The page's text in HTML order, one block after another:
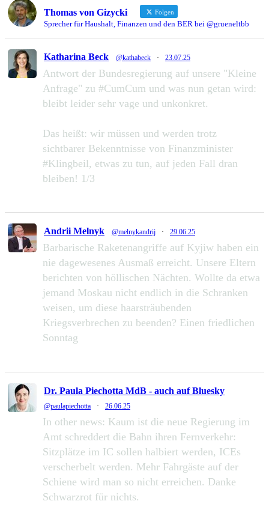
Thomas von Gizycki Folgen
Sprecher für Haushalt, Finanzen und den BER bei @grueneltbb
Katharina Beck @kathabeck · 23.07.25
Antwort der Bundesregierung auf unsere "Kleine
Anfrage" zu #CumCum und was nun getan wird:
bleibt leider sehr vage und unkonkret.
Das heißt: wir müssen und werden trotz
sichtbarer Bekenntnisse von Finanzminister
#Klingbeil, etwas zu tun, auf jeden Fall dran
bleiben! 1/3
Andrii Melnyk @melnykandrij · 29.06.25
Barbarische Raketenangriffe auf Kyjiw haben ein
nie dagewesenes Ausmaß erreicht. Unsere Eltern
berichten von höllischen Nächten. Wollte da etwa
jemand Moskau nicht endlich in die Schranken
weisen, um diese haarsträubenden
Kriegsverbrechen zu beenden? Einen friedlichen
Sonntag
Dr. Paula Piechotta MdB - auch auf Bluesky
@paulapiechotta · 26.06.25
In other news: Kaum ist die neue Regierung im
Amt schreddert die Bahn ihren Fernverkehr:
Sitzplätze im IC sollen halbiert werden, ICEs
verscherbelt werden. Mehr Fahrgäste auf der
Schiene wird man so nicht erreichen. Danke
Schwarzrot für nichts.